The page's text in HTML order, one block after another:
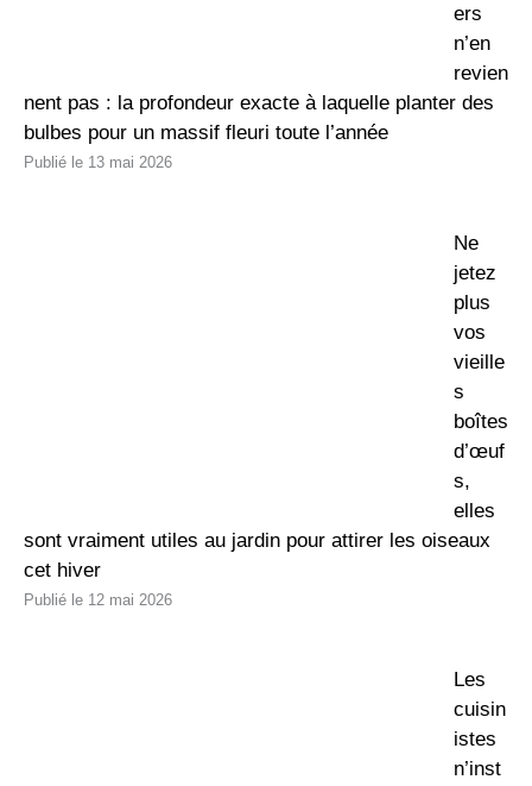
ers
n’en
revien
nent pas : la profondeur exacte à laquelle planter des
bulbes pour un massif fleuri toute l’année
13 mai 2026
Ne
jetez
plus
vos
vieille
s
boîtes
d’œuf
s,
elles
sont vraiment utiles au jardin pour attirer les oiseaux
cet hiver
12 mai 2026
Les
cuisin
istes
n’inst